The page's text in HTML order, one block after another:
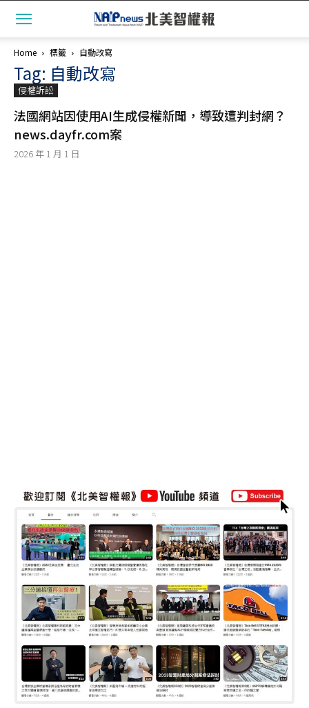
Home 標籤 自動改寫
Tag: 自動改寫
侵權訴訟
法國網站因使用AI生成侵權新聞，導致遭判封網？
news.dayfr.com案
2026 年 1 月 1 日